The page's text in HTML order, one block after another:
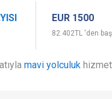
EUR 1500
82.402TL 'den
mavi yolculuk